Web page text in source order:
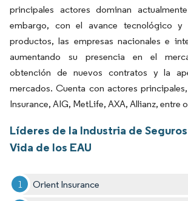
principales actores dominan
embargo, con el avance tecnológico y
productos, las empresas nacionales e
aumentando su presencia en el
obtención de nuevos contratos y la
mercados. Cuenta con actores
Insurance, AIG, MetLife, AXA, Allianz, entre
Líderes de la Industria de
Vida de los EAU
Orient Insurance